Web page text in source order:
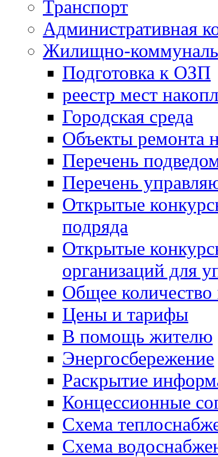
Транспорт
Административная
Жилищно-
Подготовка к ОЗП
реестр мест
Городская среда
Объекты ремонта
Перечень
Перечень
Открытые
подряда
Открытые
организаций для
Общее
Цены и тарифы
В помощь жителю
Энергосбережение
Раскрытие
Концессионные
Схема
Схема